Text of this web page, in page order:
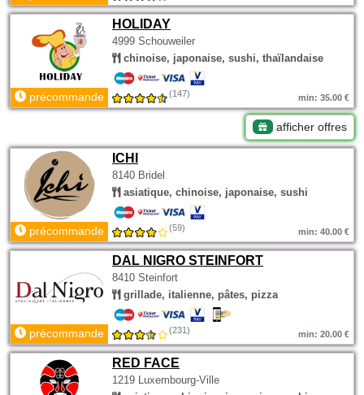
HOLIDAY
4999 Schouweiler
chinoise, japonaise, sushi, thaïlandaise
précommande (147) min: 35.00 €
afficher offres
ICHI
8140 Bridel
asiatique, chinoise, japonaise, sushi
précommande (59) min: 40.00 €
DAL NIGRO STEINFORT
8410 Steinfort
grillade, italienne, pâtes, pizza
précommande (231) min: 20.00 €
RED FACE
1219 Luxembourg-Ville